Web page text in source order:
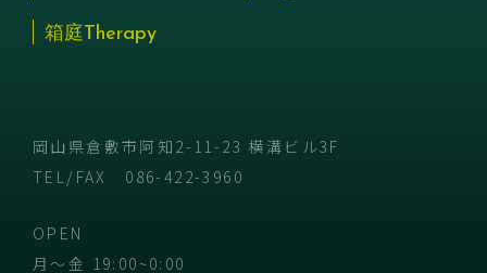
箱庭Therapy
岡山県倉敷市阿知2-11-23 横溝ビル3F
TEL/FAX 086-422-3960
OPEN
月〜金 19:00~0:00